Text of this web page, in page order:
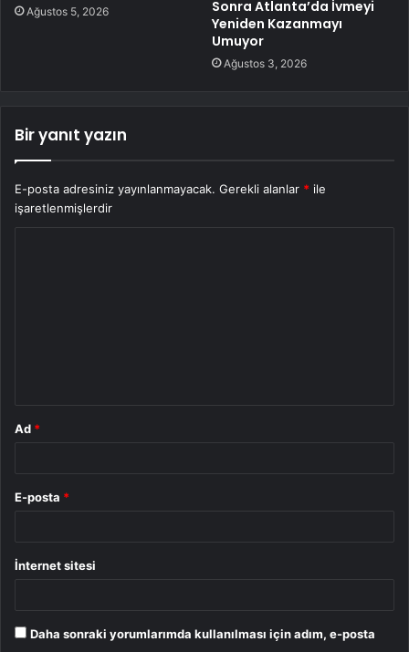
Ağustos 5, 2026
Sonra Atlanta’da İvmeyi
Yeniden Kazanmayı
Umuyor
Ağustos 3, 2026
Bir yanıt yazın
E-posta adresiniz yayınlanmayacak. Gerekli alanlar * ile
işaretlenmişlerdir
Ad *
E-posta *
İnternet sitesi
Daha sonraki yorumlarımda kullanılması için adım, e-posta